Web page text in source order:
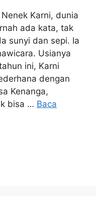
Karni, dunia
ada kata, tak
sunyi dan sepi. Ia
Usianya
ini, Karni
dengan
Kenanga,
bisa … Baca